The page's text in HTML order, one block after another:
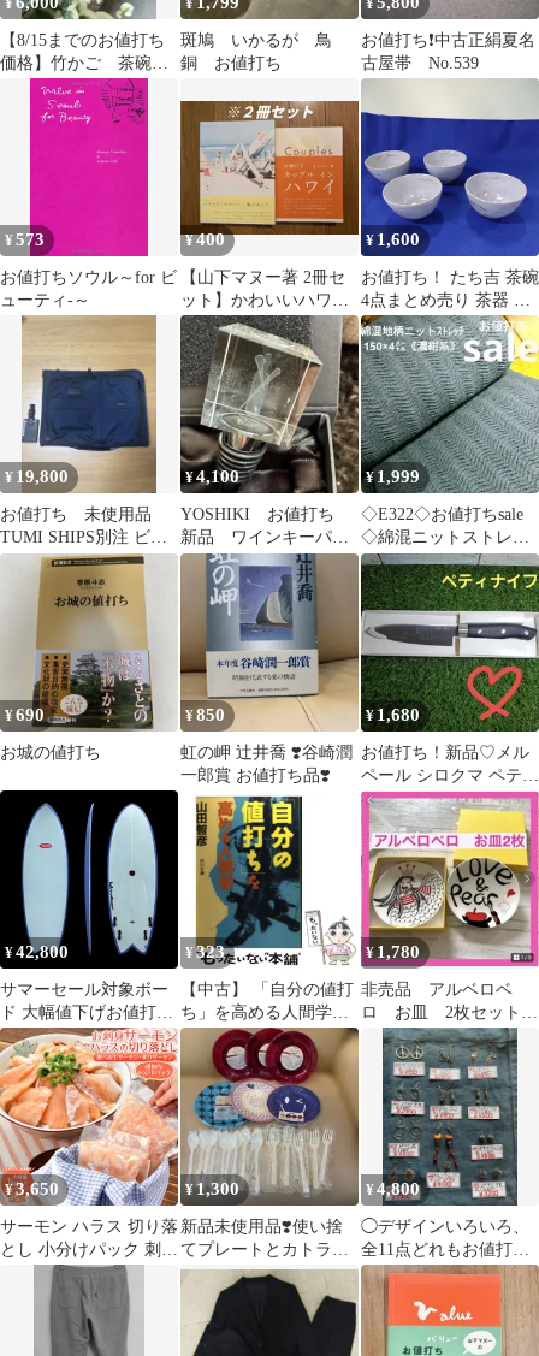
¥
【8/15までのお値打ち
価格】竹かご 茶碗か
¥
斑鳩 いかるが 鳥
銅 お値打ち
¥
お値打ち❗️中古正絹夏名
古屋帯 No.539
¥573
お値打ちソウル～for ビ
ューティ-～
¥400
【山下マヌー著 2冊セ
ット】かわいいハワイ/
お値打ち カップル イン
ハワイ
¥ 1,600
お値打ち！ たち吉 茶碗
4点まとめ売り 茶器 橘
吉 インテリア 1点欠品
現状 長期保管 A261
¥ 19,800
お値打ち 未使用品
TUMI SHIPS別注 ビジ
ネスバッグ ネイビー
¥4,100
YOSHIKI お値打ち
新品 ワインキーパ
ー クリスタル ワイ
ンストッパー
¥ 1,999
◇E322◇お値打ちsale
◇綿混ニットストレッ
チ120cm×4m濃紺系
¥690
お城の値打ち
¥850
虹の岬 辻井喬 ❣️谷崎潤
一郎賞 お値打ち品❣️
¥ 1,680
お値打ち！新品♡メル
ペール シロクマ ペティ
ナイフ
¥42,800
サマーセール対象ボー
ド 大幅値下げお値打ち
価格 BLASTER
MODERN FISH
BONZAR ライトブル
ー
¥323
【中古】 「自分の値打
ち」を高める人間学
（角川文庫） / 山田 智
彦 / 角川書店
¥ 1,780
非売品 アルベロベ
ロ お皿 2枚セット
便利可愛い プレゼン
ト お値打ち お勧め
¥3,650
サーモン ハラス 切り落
とし 小分けパック 刺身
用 生・炙りどちらか選
べる １ｋｇ（２００ｇ
×５パック） サイズ不
揃い お値打ち品 トロ
¥1,300
新品未使用品❣️使い捨
てプレートとカトラリ
ーセット お値打ち
¥4,800
◯デザインいろいろ、
全11点どれもお値打ち
価格で出品しました。